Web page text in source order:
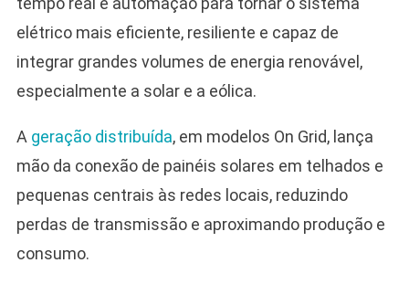
elétrico mais eficiente, resiliente e capaz de
integrar grandes volumes de energia renovável,
especialmente a solar e a eólica.
A geração distribuída, em modelos On Grid, lança
mão da conexão de painéis solares em telhados e
pequenas centrais às redes locais, reduzindo
perdas de transmissão e aproximando produção e
consumo.